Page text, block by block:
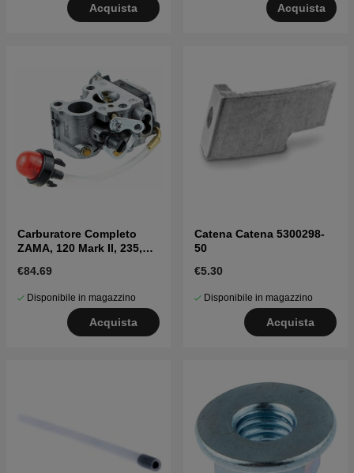
Acquista Acquista
Carburatore Completo
ZAMA, 120 Mark II, 235,
€84.69
Disponibile in magazzino
Acquista
Catena Catena 5300298-
50
€5.30
Disponibile in magazzino
Acquista